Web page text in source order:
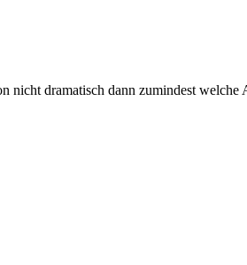
dramatisch dann zumindest